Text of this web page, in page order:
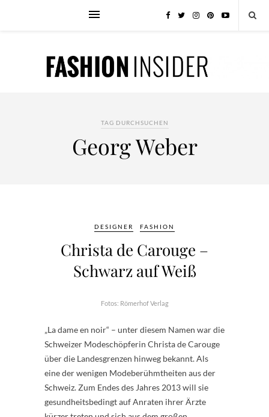
TAG DURCHSUCHEN
Georg Weber
DESIGNER FASHION
Christa de Carouge –
Schwarz auf Weiß
Fotos: Römerhof Verlag
„La dame en noir“ – unter diesem Namen war die
Schweizer Modeschöpferin Christa de Carouge
über die Landesgrenzen hinweg bekannt. Als
eine der wenigen Modeberühmtheiten aus der
Schweiz. Zum Endes des Jahres 2013 will sie
gesundheitsbedingt auf Anraten ihrer Ärzte